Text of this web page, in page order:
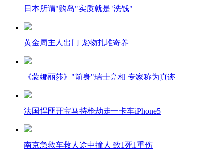
日本所谓"购岛"实质就是"洗钱"
黄金周主人出门 宠物扎堆寄养
《蒙娜丽莎》"前身"瑞士亮相 专家称为真迹
法国悍匪开宝马持枪劫走一卡车iPhone5
南京急救车救人途中撞人 致1死1重伤